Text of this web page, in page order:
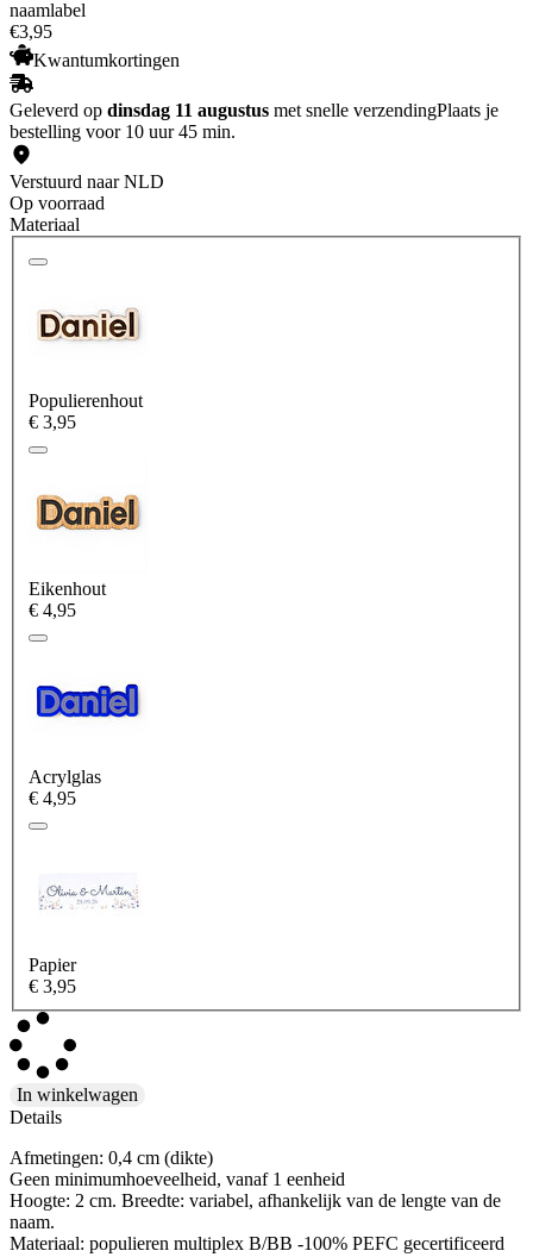
naamlabel
€3,95
Kwantumkortingen
Geleverd op dinsdag 11 augustus met snelle verzendingPlaats je
bestelling voor 10 uur 45 min.
Verstuurd naar NLD
Op voorraad
Materiaal
Populierenhout
€ 3,95
Eikenhout
€ 4,95
Acrylglas
€ 4,95
Papier
€ 3,95
In winkelwagen
Details
Afmetingen: 0,4 cm (dikte)
Geen minimumhoeveelheid, vanaf 1 eenheid
Hoogte: 2 cm. Breedte: variabel, afhankelijk van de lengte van de
naam.
Materiaal: populieren multiplex B/BB -100% PEFC gecertificeerd